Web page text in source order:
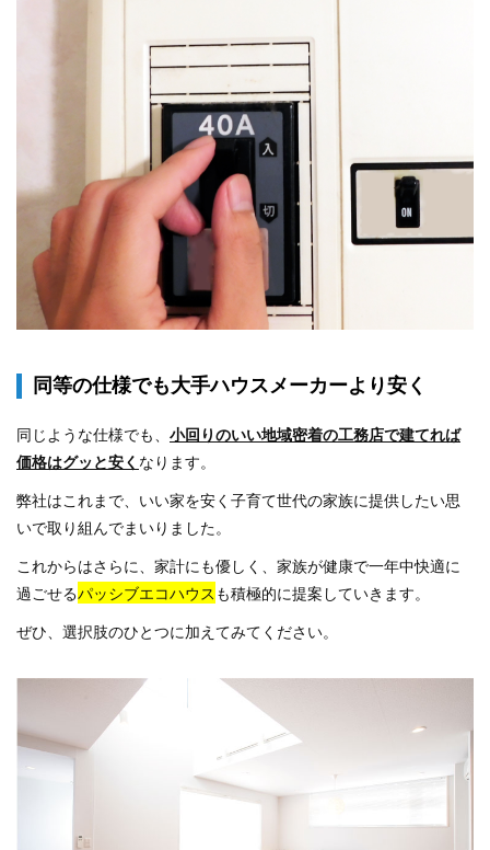
同等の仕様でも大手ハウスメーカーより安く
同じような仕様でも、 小回りのいい地域密着の工務店で建てれば
価格はグッと安く なります。
弊社はこれまで、 いい家を安く子育て世代の家族に提供したい思
いで取り組んでまいりました。
これからはさらに、家計にも優しく、家族が健康で一年中快適に
過ごせるパッシブエコハウス も積極的に提案していきます。
ぜひ、選択肢のひとつに加えてみてください。